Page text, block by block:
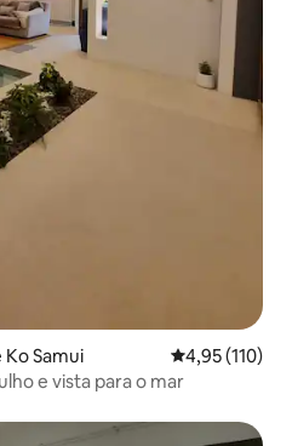
Samui Classificação
4,95 (110)
e vista para o mar